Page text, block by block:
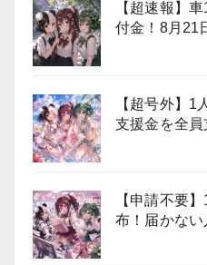
【超速報】
付金！8月21
【超号外】1
支援金を全
【申請不要
布！届かな